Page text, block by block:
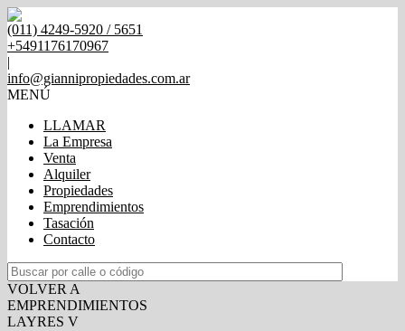
(011) 4249-5920 / 5651
+5491176170967
|
info@giannipropiedades.com.ar
MENÚ
LLAMAR
La Empresa
Venta
Alquiler
Propiedades
Emprendimientos
Tasación
Contacto
VOLVER A
EMPRENDIMIENTOS
LAYRES V